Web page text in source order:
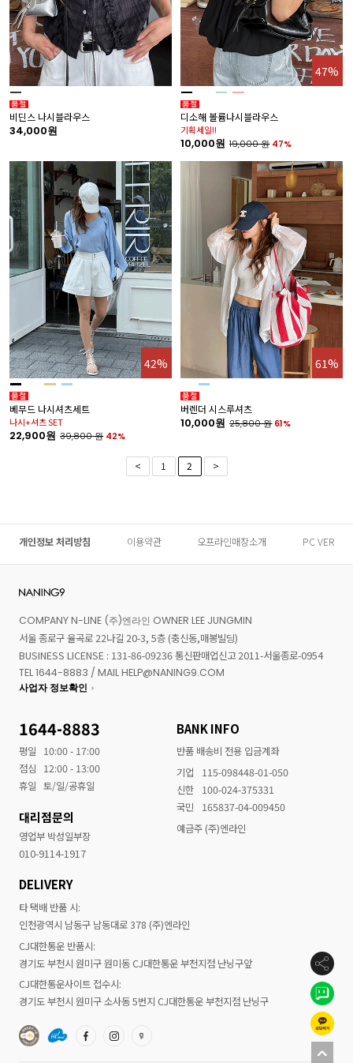
비딘스 나시블라우스
34,000원
47%
디소해 볼륨나시블라우스
기획세일!!
10,000원 19,000원 47%
42%
베무드 나시셔츠세트
나시+셔츠 SET
22,900원 39,800원 42%
61%
버렌더 시스루셔츠
10,000원 25,800원 61%
< 1 2 >
개인정보 처리방침 이용약관 오프라인매장소개 PC VER
COMPANY N-LINE (주)엔라인 OWNER LEE JUNGMIN
서울 종로구 율곡로 22나길 20-3, 5층 (충신동,매봉빌딩)
BUSINESS LICENSE : 131-86-09236 통신판매업신고 2011-서울종로-0954
TEL 1644-8883 / MAIL HELP@NANING9.COM
사업자 정보확인
1644-8883
평일
10:00 - 17:00
점심
12:00 - 13:00
휴일 토/일/공휴일
대리점문의
영업부 박성일부장
010-9114-1917
BANK INFO
반품 배송비 전용 입금계좌
기업
115-098448-01-050
신한
100-024-375331
국민
165837-04-009450
예금주 (주)엔라인
DELIVERY
타 택배 반품 시:
인천광역시 남동구 남동대로 378 (주)엔라인
CJ대한통운 반품시:
경기도 부천시 원미구 원미동 CJ대한통운 부천지점 난닝구앞
CJ대한통운사이트 접수시:
경기도 부천시 원미구 소사동 5번지 CJ대한통운 부천지점 난닝구